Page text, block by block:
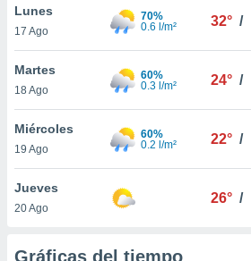
similares
como
sitio
de
traten tus
en
interés
su
Lunes
17 Ago
70%
0.6 l/m²
32° /
Martes
18 Ago
60%
0.3 l/m²
24° /
Miércoles
19 Ago
60%
0.2 l/m²
22° /
Jueves
20 Ago
26° /
Gráficas del tiempo